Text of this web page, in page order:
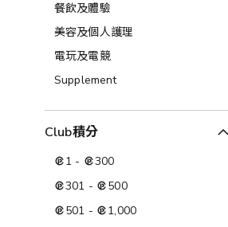
餐飲及體驗
美容及個人護理​
電玩及電競
Supplement
Club積分
1 -
300
301 -
500
501 -
1,000